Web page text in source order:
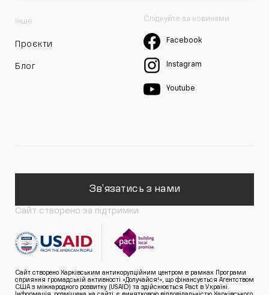
Інше
Проєкти
Блог
Слідкуйте за новинами
Facebook
Instagram
Youtube
Зв'язатись з нами
Сайт створено за підтримки
Сайт створено Харківським антикорупційним центром в рамках Програми
сприяння громадській активності «Долучайся!», що фінансується Агентством
США з міжнародного розвитку (USAID) та здійснюється Pact в Україні.